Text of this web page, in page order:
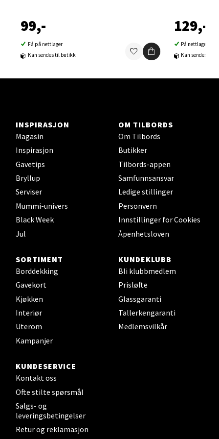
99,-
Få på nettlager
Kan sendes til butikk
129,-
På nettlager
Kan sendes til
INSPIRASJON
Magasin
Inspirasjon
Gavetips
Bryllup
Serviser
Mummi-univers
Black Week
Jul
OM TILBORDS
Om Tilbords
Butikker
Tilbords-appen
Samfunnsansvar
Ledige stillinger
Personvern
Innstillinger for Cookies
Åpenhetsloven
SORTIMENT
Borddekking
Gavekort
Kjøkken
Interiør
Uterom
Kampanjer
KUNDEKLUBB
Bli klubbmedlem
Prisløfte
Glassgaranti
Tallerkengaranti
Medlemsvilkår
KUNDESERVICE
Kontakt oss
Ofte stilte spørsmål
Salgs- og
leveringsbetingelser
Retur og reklamasjon
Velg
0 i butikk
Steinkjer - Thon Senter Steinkjer
Sjøfartsgata 2, 7714 Steinkjer
Velg
Leirvik - Stord
Torgbakken 2, 5401 Stord
0 i butikk